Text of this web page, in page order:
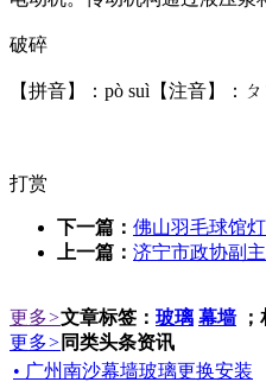
破碎
【拼音】：pò suì【注音】：
打赏
下一篇： 佛山羽毛球馆
上一篇： 济宁市政协副
更多>文章标签： 玻璃 幕墙；
更多> 同类头条资讯
• 广州南沙幕墙玻璃更换安装